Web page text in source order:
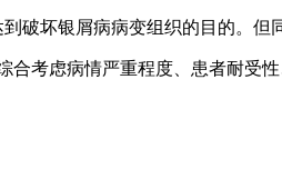
破坏银屑病病变组织的目的。
合考虑病情严重程度、患者耐受